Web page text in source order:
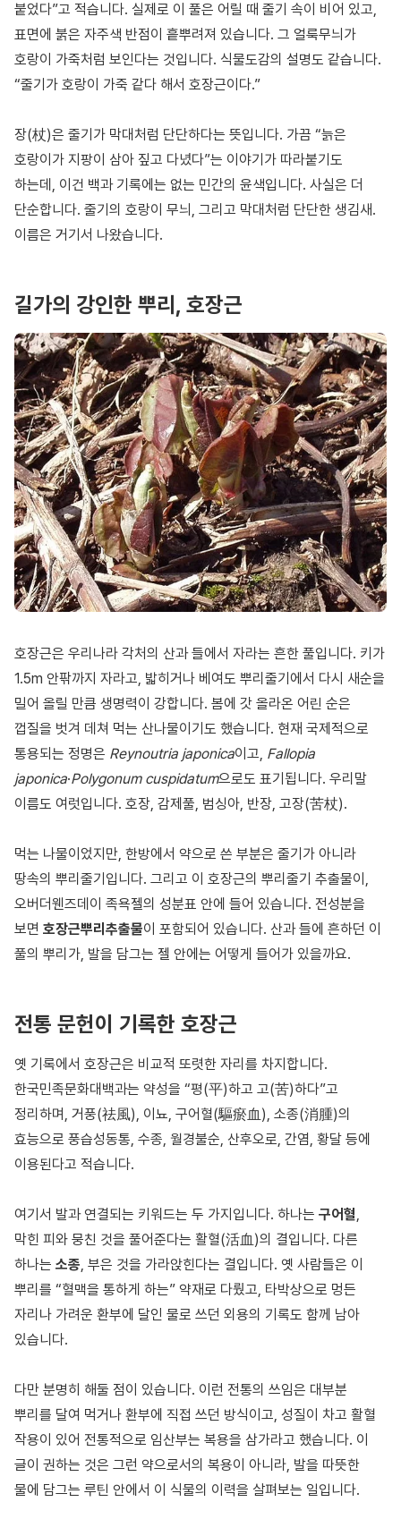
붙었다”고 적습니다. 실제로 이 풀은 어릴 때 줄기 속이 비어 있고,
표면에 붉은 자주색 반점이 흩뿌려져 있습니다. 그 얼룩무늬가
호랑이 가죽처럼 보인다는 것입니다. 식물도감의 설명도 같습니다.
“줄기가 호랑이 가죽 같다 해서 호장근이다.”
장(杖)은 줄기가 막대처럼 단단하다는 뜻입니다. 가끔 “늙은
호랑이가 지팡이 삼아 짚고 다녔다”는 이야기가 따라붙기도
하는데, 이건 백과 기록에는 없는 민간의 윤색입니다. 사실은 더
단순합니다. 줄기의 호랑이 무늬, 그리고 막대처럼 단단한 생김새.
이름은 거기서 나왔습니다.
길가의 강인한 뿌리, 호장근
호장근은 우리나라 각처의 산과 들에서 자라는 흔한 풀입니다. 키가
1.5m 안팎까지 자라고, 밟히거나 베여도 뿌리줄기에서 다시 새순을
밀어 올릴 만큼 생명력이 강합니다. 봄에 갓 올라온 어린 순은
껍질을 벗겨 데쳐 먹는 산나물이기도 했습니다. 현재 국제적으로
통용되는 정명은 Reynoutria japonica이고, Fallopia
japonica·Polygonum cuspidatum으로도 표기됩니다. 우리말
이름도 여럿입니다. 호장, 감제풀, 범싱아, 반장, 고장(苦杖).
먹는 나물이었지만, 한방에서 약으로 쓴 부분은 줄기가 아니라
땅속의 뿌리줄기입니다. 그리고 이 호장근의 뿌리줄기 추출물이,
오버더웬즈데이 족욕젤의 성분표 안에 들어 있습니다. 전성분을
보면 호장근뿌리추출물이 포함되어 있습니다. 산과 들에 흔하던 이
풀의 뿌리가, 발을 담그는 젤 안에는 어떻게 들어가 있을까요.
전통 문헌이 기록한 호장근
옛 기록에서 호장근은 비교적 또렷한 자리를 차지합니다.
한국민족문화대백과는 약성을 “평(平)하고 고(苦)하다”고
정리하며, 거풍(祛風), 이뇨, 구어혈(驅瘀血), 소종(消腫)의
효능으로 풍습성동통, 수종, 월경불순, 산후오로, 간염, 황달 등에
이용된다고 적습니다.
여기서 발과 연결되는 키워드는 두 가지입니다. 하나는 구어혈,
막힌 피와 뭉친 것을 풀어준다는 활혈(活血)의 결입니다. 다른
하나는 소종, 부은 것을 가라앉힌다는 결입니다. 옛 사람들은 이
뿌리를 “혈맥을 통하게 하는” 약재로 다뤘고, 타박상으로 멍든
자리나 가려운 환부에 달인 물로 쓰던 외용의 기록도 함께 남아
있습니다.
다만 분명히 해둘 점이 있습니다. 이런 전통의 쓰임은 대부분
뿌리를 달여 먹거나 환부에 직접 쓰던 방식이고, 성질이 차고 활혈
작용이 있어 전통적으로 임산부는 복용을 삼가라고 했습니다. 이
글이 권하는 것은 그런 약으로서의 복용이 아니라, 발을 따뜻한
물에 담그는 루틴 안에서 이 식물의 이력을 살펴보는 일입니다.